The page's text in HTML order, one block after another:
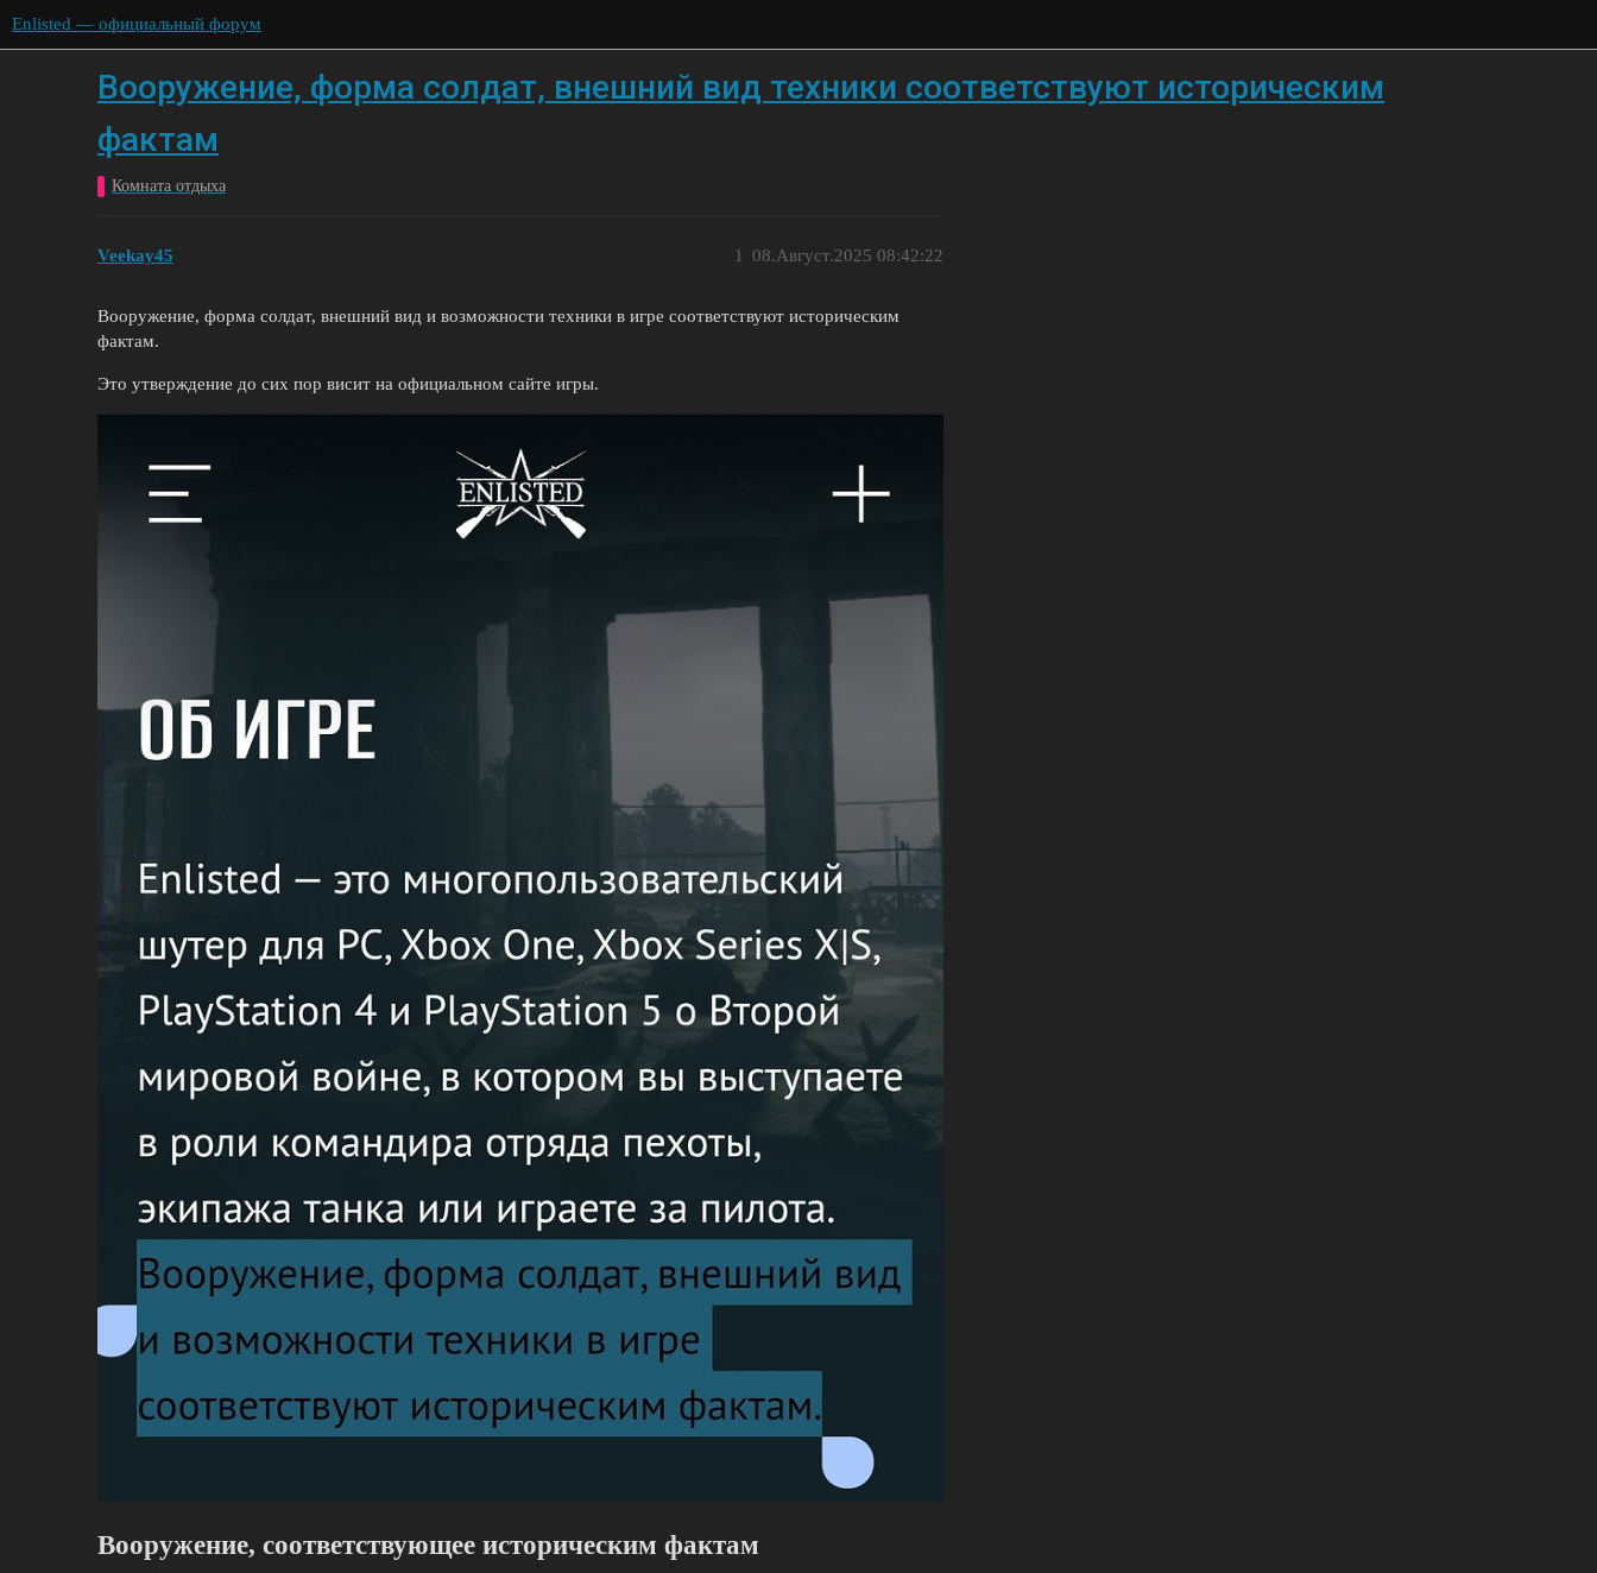
Enlisted — официальный форум
Вооружение, форма солдат, внешний вид техники соответствуют историческим
фактам
Комната отдыха
Veekay45 08.Август.2025 08:42:22
1
Вооружение, форма солдат, внешний вид и возможности техники в игре соответствуют историческим
фактам.
Это утверждение до сих пор висит на официальном сайте игры.
Вооружение, соответствующее историческим фактам